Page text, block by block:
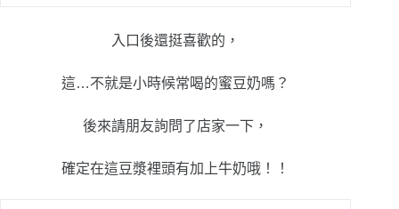
入口後還挺喜歡的，
這…不就是小時候常喝的蜜豆奶嗎？
後來請朋友詢問了店家一下，
確定在這豆漿裡頭有加上牛奶哦！！